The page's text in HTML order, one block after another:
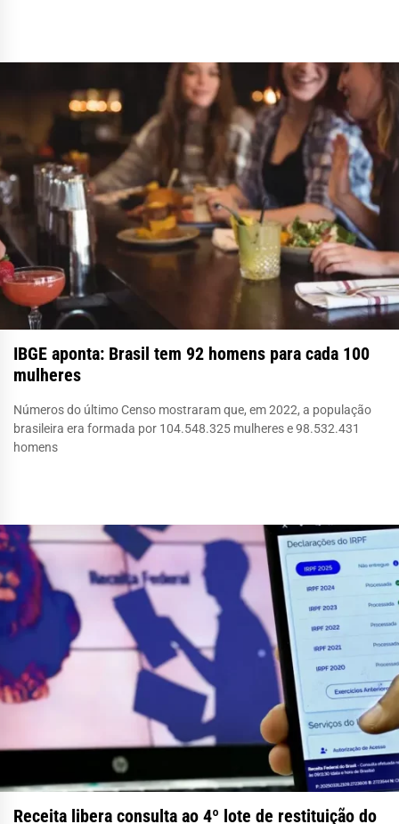
IBGE aponta: Brasil tem 92 homens para cada 100
mulheres
Números do último Censo mostraram que, em 2022, a população
brasileira era formada por 104.548.325 mulheres e 98.532.431
homens
Receita libera consulta ao 4º lote de restituição do